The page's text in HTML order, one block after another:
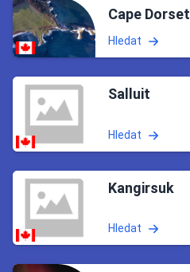
Cape Dorset
Hledat
Salluit
Hledat
Kangirsuk
Hledat